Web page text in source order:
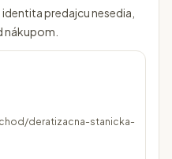
predajcu nesedia,
deratizacna-stanicka-